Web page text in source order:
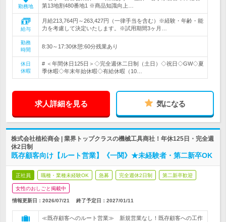
勤務地
第13地割480番地1 ※商品知識向上…
給与
月給213,764円～263,427円（一律手当を含む）※経験・年齢・能
力を考慮して決定いたします。※試用期間3ヶ月…
勤務
時間
8:30～17:30休憩:60分残業あり
休日
休暇
# ＜年間休日125日＞◇完全週休二日制（土日）◇祝日◇GW◇夏
季休暇◇年末年始休暇◇有給休暇（10…
求人詳細を見る 気になる
株式会社植松商会 | 業界トップクラスの機械工具商社！年休125日・完全週
休2日制
既存顧客向け【ルート営業】《一関》★未経験者・第二新卒OK
正社員 職種・業種未経験OK 急募 完全週休2日制 第二新卒歓迎
女性のおしごと掲載中
情報更新日：2026/07/21 終了予定日： 2027/01/11
≪既存顧客へのルート営業≫ 新規営業なし！既存顧客への工作